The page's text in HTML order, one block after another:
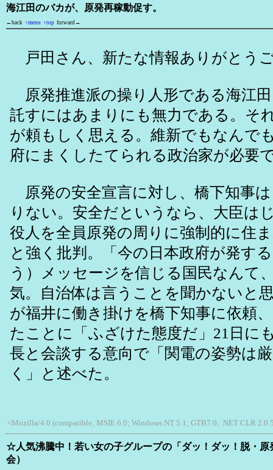
海江田のバカが、原発再稼動促す。
←back ↑menu ↑top forward→
戸田さん、新たな情報ありがとう
原発推進派の操り人形である海江
託すにはあまりにも無力である。そ
が頼もしく思える。維新でもなんで
府にまくしたてられる政治家が必要
原発の安全宣言に対し、橋下知事
りない。安全だというなら、大臣は
役人を全員原発の周りに強制的に住
と強く批判。「今の日本政府が発す
う）メッセージを信じる国民なんて
気。自治体は言うことを聞かないと
が福井に働き掛けを橋下知事に依頼
たことに「ふざけた態度だ」21日に
長と会談する意向で「関電の姿勢は
く」と述べた。
<Mozilla/4.0 (compatible; MSIE 6.0; Windows NT 5.1; GTB7.0; .NET CLR
☆人気沸騰中！若い女の子グループの「ダッ！ダッ！脱・原
会）